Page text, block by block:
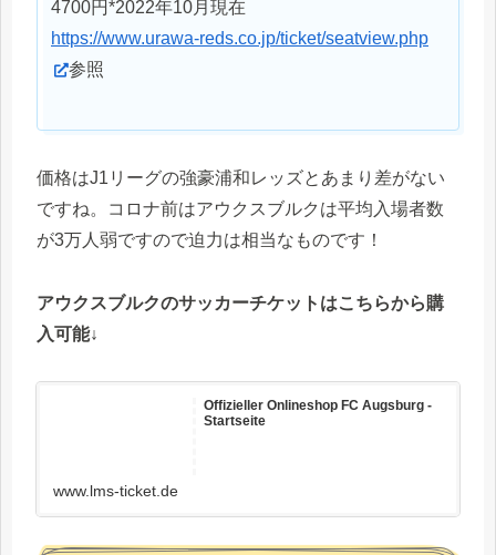
4700円*2022年10月現在
https://www.urawa-reds.co.jp/ticket/seatview.php
参照
価格はJ1リーグの強豪浦和レッズとあまり差がない
ですね。コロナ前はアウクスブルクは平均入場者数
が3万人弱ですので迫力は相当なものです！
アウクスブルクのサッカーチケットはこちらから購
入可能↓
Offizieller Onlineshop FC Augsburg -
Startseite
www.lms-ticket.de